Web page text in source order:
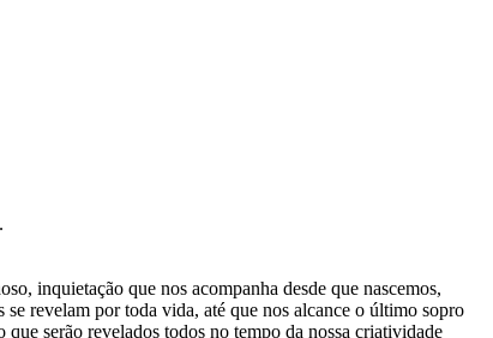
inquietação que nos acompanha desde que nascemos,
se revelam por toda vida, até que nos alcance o último sopro
serão revelados todos no tempo da nossa criatividade